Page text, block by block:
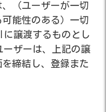
（ユーザーが一切
能性のある）一切
に譲渡するものとし
ーザーは、上記の譲
締結し、登録また